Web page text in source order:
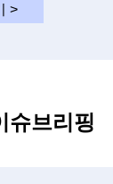
>
슈브리핑